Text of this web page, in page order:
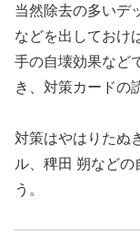
当然除去の多いデ
などを出しておけ
手の自壊効果など
き、対策カードの
対策はやはりたぬ
ル、稗田 朔などの
う。